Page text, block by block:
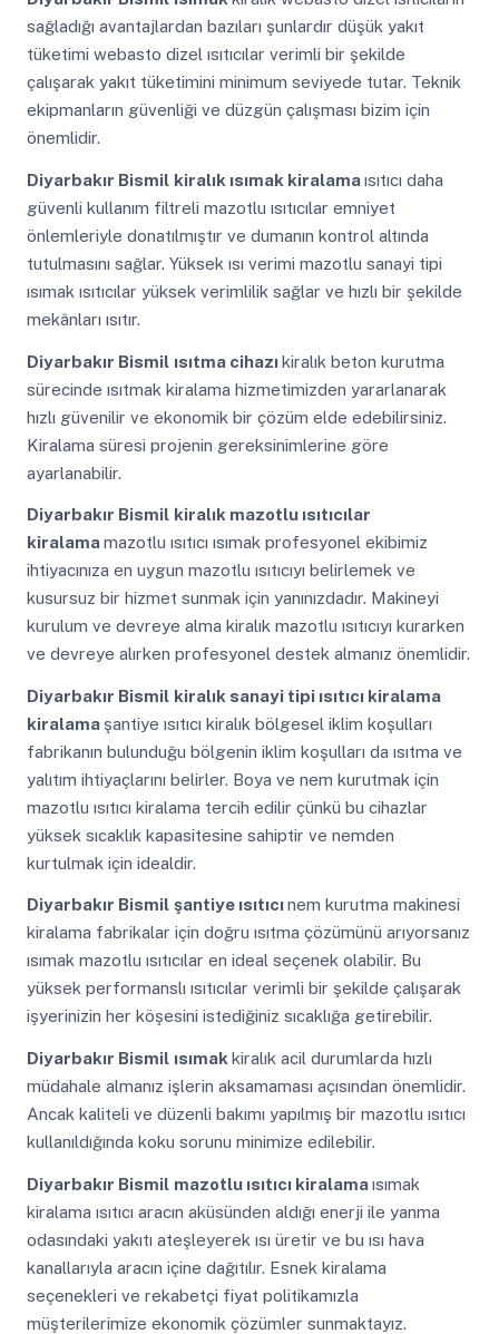
sağladığı avantajlardan bazıları şunlardır düşük yakıt
tüketimi webasto dizel ısıtıcılar verimli bir şekilde
çalışarak yakıt tüketimini minimum seviyede tutar. Teknik
ekipmanların güvenliği ve düzgün çalışması bizim için
önemlidir.
Diyarbakır Bismil kiralık ısımak kiralamaısıtıcı daha
güvenli kullanım filtreli mazotlu ısıtıcılar emniyet
önlemleriyle donatılmıştır ve dumanın kontrol altında
tutulmasını sağlar. Yüksek ısı verimi mazotlu sanayi tipi
ısımak ısıtıcılar yüksek verimlilik sağlar ve hızlı bir şekilde
mekânları ısıtır.
Diyarbakır Bismil ısıtma cihazıkiralık beton kurutma
sürecinde ısıtmak kiralama hizmetimizden yararlanarak
hızlı güvenilir ve ekonomik bir çözüm elde edebilirsiniz.
Kiralama süresi projenin gereksinimlerine göre
ayarlanabilir.
Diyarbakır Bismil kiralık mazotlu ısıtıcılar
kiralamamazotlu ısıtıcı ısımak profesyonel ekibimiz
ihtiyacınıza en uygun mazotlu ısıtıcıyı belirlemek ve
kusursuz bir hizmet sunmak için yanınızdadır. Makineyi
kurulum ve devreye alma kiralık mazotlu ısıtıcıyı kurarken
ve devreye alırken profesyonel destek almanız önemlidir.
Diyarbakır Bismil kiralık sanayi tipi ısıtıcı kiralama
kiralama şantiye ısıtıcı kiralık bölgesel iklim koşulları
fabrikanın bulunduğu bölgenin iklim koşulları da ısıtma ve
yalıtım ihtiyaçlarını belirler. Boya ve nem kurutmak için
mazotlu ısıtıcı kiralama tercih edilir çünkü bu cihazlar
yüksek sıcaklık kapasitesine sahiptir ve nemden
kurtulmak için idealdir.
Diyarbakır Bismil şantiye ısıtıcınem kurutma makinesi
kiralama fabrikalar için doğru ısıtma çözümünü arıyorsanız
ısımak mazotlu ısıtıcılar en ideal seçenek olabilir. Bu
yüksek performanslı ısıtıcılar verimli bir şekilde çalışarak
işyerinizin her köşesini istediğiniz sıcaklığa getirebilir.
Diyarbakır Bismil ısımak kiralık acil durumlarda hızlı
müdahale almanız işlerin aksamaması açısından önemlidir.
Ancak kaliteli ve düzenli bakımı yapılmış bir mazotlu ısıtıcı
kullanıldığında koku sorunu minimize edilebilir.
Diyarbakır Bismil mazotlu ısıtıcı kiralamaısımak
kiralama ısıtıcı aracın aküsünden aldığı enerji ile yanma
odasındaki yakıtı ateşleyerek ısı üretir ve bu ısı hava
kanallarıyla aracın içine dağıtılır. Esnek kiralama
seçenekleri ve rekabetçi fiyat politikamızla
müşterilerimize ekonomik çözümler sunmaktayız.